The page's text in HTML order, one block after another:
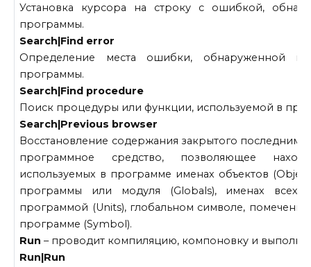
Установка курсора на строку с ошибкой,
программы.
Search|Find error
Определение места ошибки, обнаруженной в
программы.
Search|Find procedure
Поиск процедуры или функции, используемой в
Search|Previous browser
Восстановление содержания закрытого последним
программное средство, позволяющее
используемых в программе именах объектов
программы или модуля (Globals), именах всех
программой (Units), глобальном символе,
программе (Symbol).
Run – проводит компиляцию, компоновку и
Run|Run